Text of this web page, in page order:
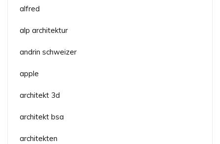
alfred
alp architektur
andrin schweizer
apple
architekt 3d
architekt bsa
architekten